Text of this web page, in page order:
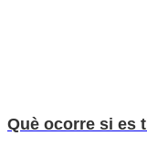
Què ocorre si es